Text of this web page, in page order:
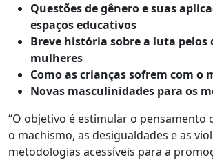
Questões de gênero e suas
espaços educativos
Breve história sobre a luta pelos
mulheres
Como as crianças sofrem com o
Novas masculinidades para os
“O objetivo é estimular o
o machismo, as desigualdades e as
metodologias acessíveis para a